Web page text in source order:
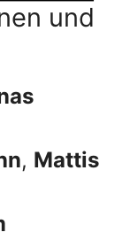
und
, Mattis